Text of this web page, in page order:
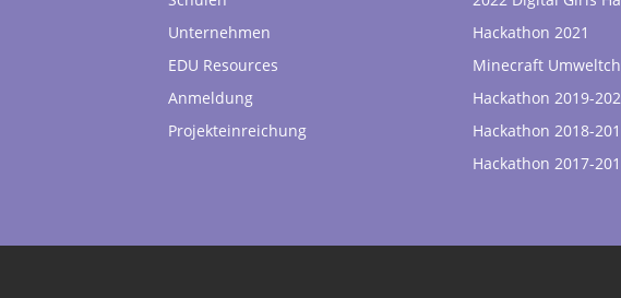
Unternehmen
EDU Resources
Anmeldung
Projekteinreichung
Hackathon 2021
Minecraft
Hackathon 2019-
Hackathon 2018-
Hackathon 2017-